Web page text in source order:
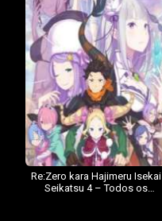
Re:Zero kara Hajimeru Isekai
Seikatsu 4 – Todos os